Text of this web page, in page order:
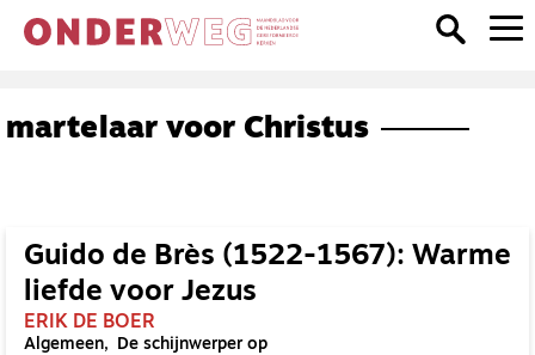
martelaar voor Christus
Guido de Brès (1522-1567): Warme
liefde voor Jezus
ERIK DE BOER
Algemeen De schijnwerper op